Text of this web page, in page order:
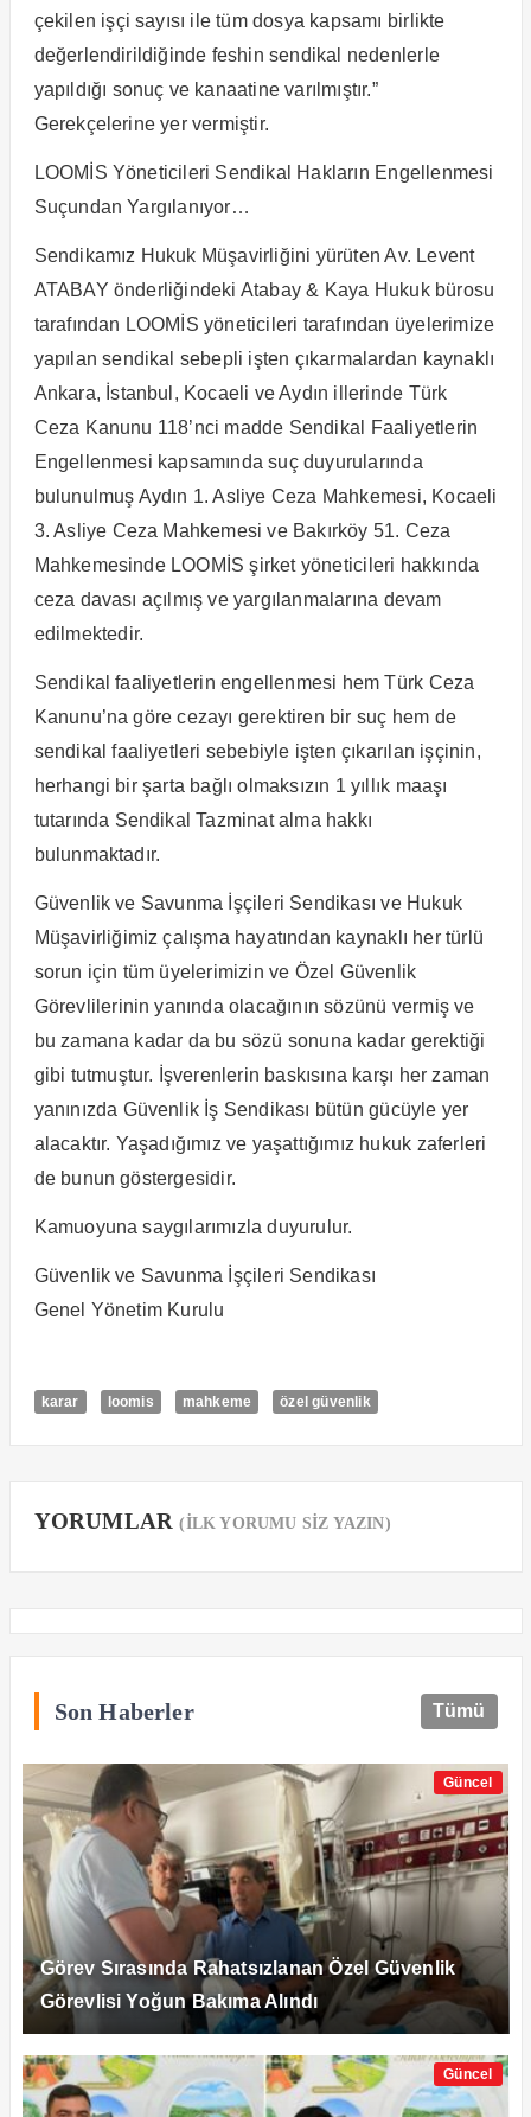
çekilen işçi sayısı ile tüm dosya kapsamı birlikte
değerlendirildiğinde feshin sendikal nedenlerle
yapıldığı sonuç ve kanaatine varılmıştır.”
Gerekçelerine yer vermiştir.
LOOMİS Yöneticileri Sendikal Hakların Engellenmesi
Suçundan Yargılanıyor…
Sendikamız Hukuk Müşavirliğini yürüten Av. Levent
ATABAY önderliğindeki Atabay & Kaya Hukuk bürosu
tarafından LOOMİS yöneticileri tarafından üyelerimize
yapılan sendikal sebepli işten çıkarmalardan kaynaklı
Ankara, İstanbul, Kocaeli ve Aydın illerinde Türk
Ceza Kanunu 118’nci madde Sendikal Faaliyetlerin
Engellenmesi kapsamında suç duyurularında
bulunulmuş Aydın 1. Asliye Ceza Mahkemesi, Kocaeli
3. Asliye Ceza Mahkemesi ve Bakırköy 51. Ceza
Mahkemesinde LOOMİS şirket yöneticileri hakkında
ceza davası açılmış ve yargılanmalarına devam
edilmektedir.
Sendikal faaliyetlerin engellenmesi hem Türk Ceza
Kanunu’na göre cezayı gerektiren bir suç hem de
sendikal faaliyetleri sebebiyle işten çıkarılan işçinin,
herhangi bir şarta bağlı olmaksızın 1 yıllık maaşı
tutarında Sendikal Tazminat alma hakkı
bulunmaktadır.
Güvenlik ve Savunma İşçileri Sendikası ve Hukuk
Müşavirliğimiz çalışma hayatından kaynaklı her türlü
sorun için tüm üyelerimizin ve Özel Güvenlik
Görevlilerinin yanında olacağının sözünü vermiş ve
bu zamana kadar da bu sözü sonuna kadar gerektiği
gibi tutmuştur. İşverenlerin baskısına karşı her zaman
yanınızda Güvenlik İş Sendikası bütün gücüyle yer
alacaktır. Yaşadığımız ve yaşattığımız hukuk zaferleri
de bunun göstergesidir.
Kamuoyuna saygılarımızla duyurulur.
Güvenlik ve Savunma İşçileri Sendikası
Genel Yönetim Kurulu
karar loomis mahkeme özel güvenlik
YORUMLAR(İLK YORUMU SİZ YAZIN)
Son Haberler Tümü
Güncel
Görev Sırasında Rahatsızlanan Özel Güvenlik
Görevlisi Yoğun Bakıma Alındı
Güncel